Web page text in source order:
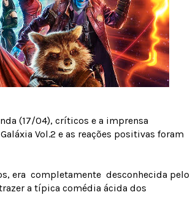
(17/04), críticos e a imprensa
Vol.2 e as reações positivas foram
era completamente desconhecida pelo
a típica comédia ácida dos